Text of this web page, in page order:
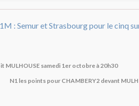
MULHOUSE samedi 1er octobre à 20h30
N1 les points pour CHAMBERY2 devant